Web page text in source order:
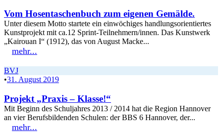
Vom Hosentaschenbuch zum eigenen Gemälde.
Unter diesem Motto startete ein einwöchiges handlungsorientiertes
Kunstprojekt mit ca.12 Sprint-Teilnehmern/innen. Das Kunstwerk
„Kairouan I“ (1912), das von August Macke...
mehr...
BVJ
•31. August 2019
Projekt „Praxis – Klasse!“
Mit Beginn des Schuljahres 2013 / 2014 hat die Region Hannover
an vier Berufsbildenden Schulen: der BBS 6 Hannover, der...
mehr...